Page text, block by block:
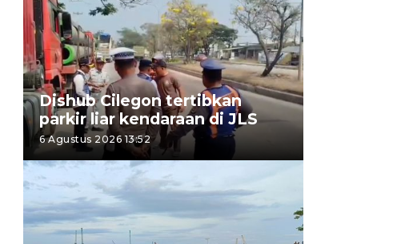
Dishub Cilegon tertibkan
parkir liar kendaraan di JLS
6 Agustus 2026 13:52